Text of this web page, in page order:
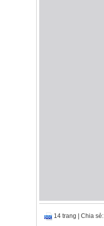
14 trang Chia sẻ: